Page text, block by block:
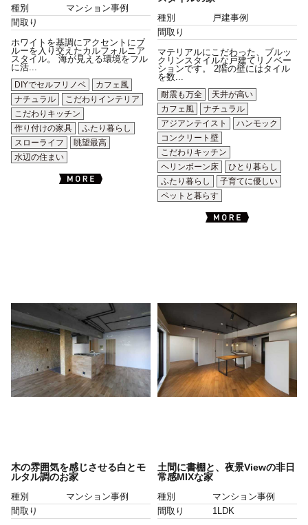
種別
マンション事例
間取り
ホワイトを基調にアクセントにブ
ルーを入り交えたカルフォルニア
スタイル。 海が見える環境をフル
に活...
DIYでセルフリノベ
カフェ風
ナチュラル
こだわりインテリア
こだわりキッチン
作り付けの家具
ふたり暮らし
スローライフ
眺望最高
水辺の住まい
種別
戸建事例
間取り
マテリアルにこだわった、ブルッ
クリンスタイルな戸建てリノベー
ションです。 2階の壁にはタイル
を数...
耐震も万全
天井が高い
カフェ風
ナチュラル
アジアンテイスト
ハンモック
コンクリート壁
こだわりキッチン
ヘリンボーン床
ひとり暮らし
ふたり暮らし
子育てに優しい
ペットと暮らす
木の雰囲気を感じさせる白とモ
ルタル調のお家
種別
マンション事例
間取り
土間に書棚と、夜景Viewの非日
常感MIXな家
種別
マンション事例
間取り
1LDK